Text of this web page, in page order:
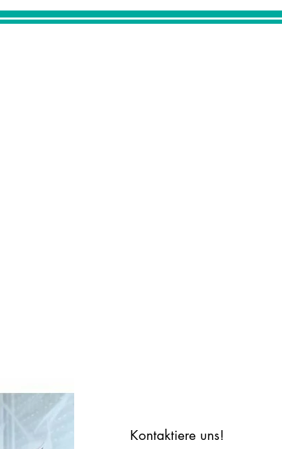
Kontaktiere uns!